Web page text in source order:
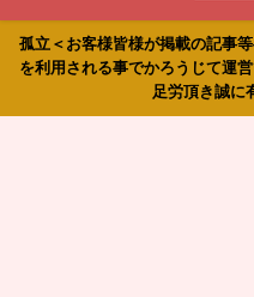
孤立＜お客様皆様が掲載の記事
を利用される事でかろうじて運
足労頂き誠に